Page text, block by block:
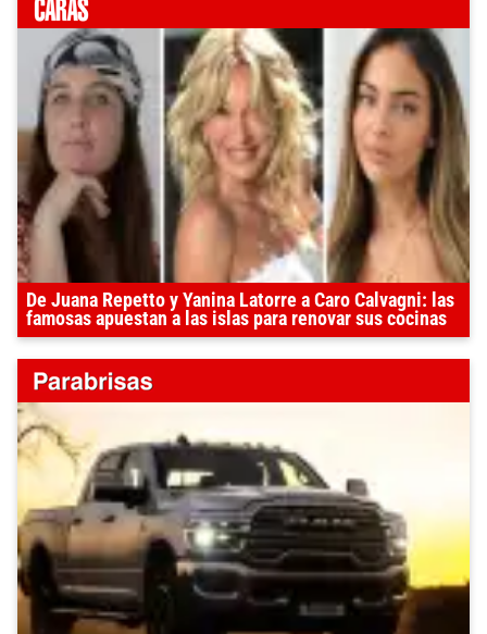
De Juana Repetto y Yanina Latorre a Caro Calvagni: las
famosas apuestan a las islas para renovar sus cocinas